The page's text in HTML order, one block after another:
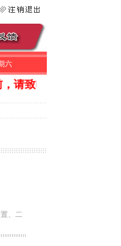
六
请致电010-53056669
、二